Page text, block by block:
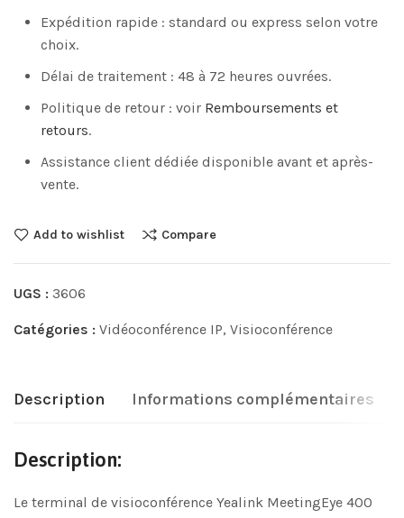
Expédition rapide : standard ou express selon votre
choix.
Délai de traitement : 48 à 72 heures ouvrées.
Politique de retour : voir Remboursements et
retours.
Assistance client dédiée disponible avant et après-
vente.
Add to wishlist Compare
UGS : 3606
Catégories : Vidéoconférence IP, Visioconférence
Description Informations complémentaires
Description:
Le terminal de visioconférence Yealink MeetingEye 400